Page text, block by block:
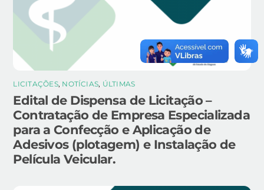
LICITAÇÕES, NOTÍCIAS, ÚLTIMAS
Edital de Dispensa de Licitação –
Contratação de Empresa Especializada
para a Confecção e Aplicação de
Adesivos (plotagem) e Instalação de
Película Veicular.